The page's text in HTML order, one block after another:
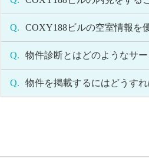
Q. COXY188ビルの空室情報を
Q. 物件診断とはどのようなサ
Q. 物件を掲載するにはどうす